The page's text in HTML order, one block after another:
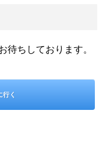
待ちしております。
行く